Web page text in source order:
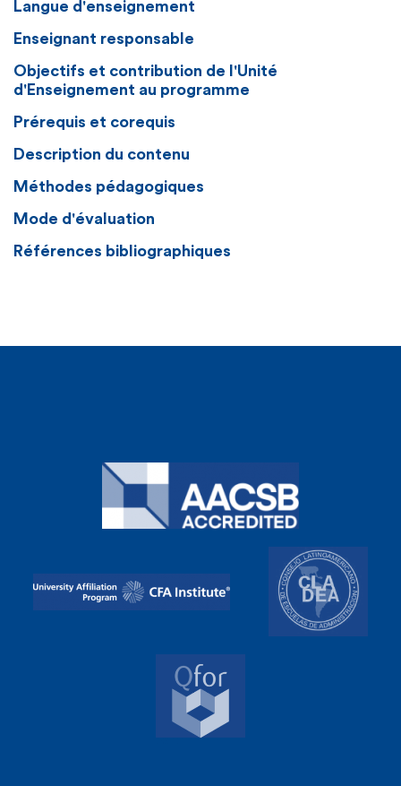
Langue d'enseignement
Enseignant responsable
Objectifs et contribution de l'Unité
d'Enseignement au programme
Prérequis et corequis
Description du contenu
Méthodes pédagogiques
Mode d'évaluation
Références bibliographiques